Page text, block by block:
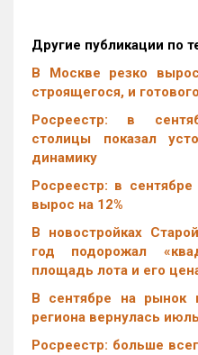
Другие публикации по
В Москве резко
строящегося, и готового
Росреестр: в
столицы показал
динамику
Росреестр: в
вырос на 12%
В новостройках
год подорожал
площадь лота и его
В сентябре на рынок
региона вернулась
Росреестр: больше